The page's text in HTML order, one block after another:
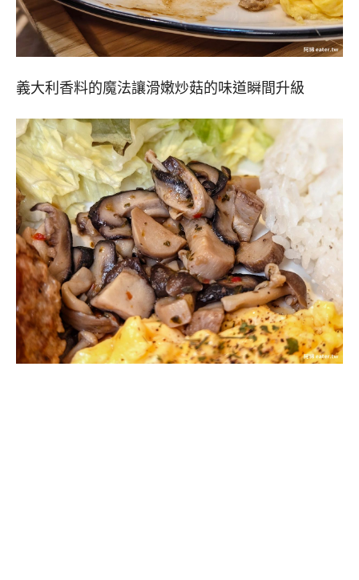
義大利香料的魔法讓滑嫩炒菇的味道瞬間升級